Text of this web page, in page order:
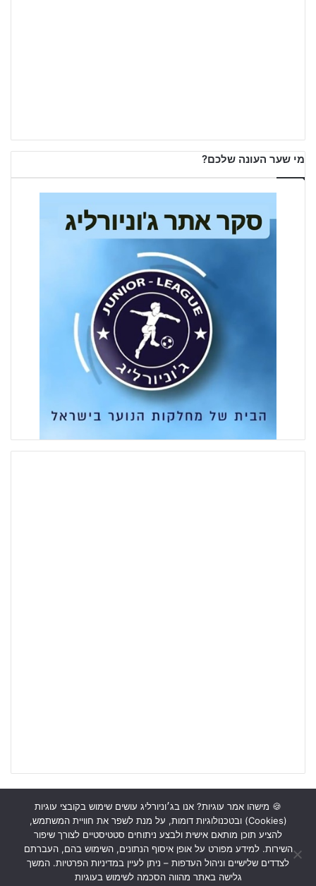
מי שער העונה שלכם?
ראשי כתבות תכנים מקצועיים תנאי שימוש
מדיניות אבטחה
כתבו לנו
🍪 מישהו אמר עוגיות? אנו בג׳וניורליג עושים שימוש בקובצי עוגיות
(Cookies) ובטכנולוגיות דומות, על מנת לשפר את חוויית המשתמש,
להציע תוכן מותאם אישית ולבצע ניתוחים סטטיסטיים לצורך שיפור
השירות. למידע מפורט על אופן איסוף הנתונים, השימוש בהם, העברתם
לצדדים שלישיים וניהול העדפות – ניתן לעיין במדיניות הפרטיות. המשך
גלישה באתר מהווה הסכמה לשימוש בעוגיות